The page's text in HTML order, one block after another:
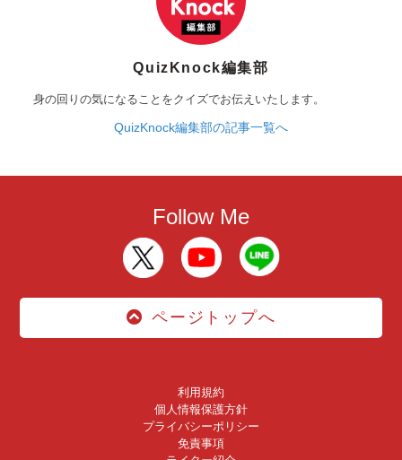
QuizKnock編集部
身の回りの気になることをクイズでお伝えいたします。
QuizKnock編集部の記事一覧へ
Follow Me
ページトップへ
利用規約
個人情報保護方針
プライバシーポリシー
免責事項